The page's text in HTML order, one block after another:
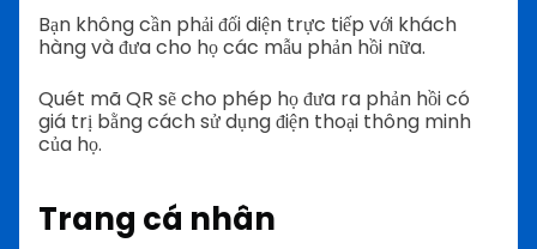
Bạn không cần phải đối diện trực tiếp với khách
hàng và đưa cho họ các mẫu phản hồi nữa.
Quét mã QR sẽ cho phép họ đưa ra phản hồi có
giá trị bằng cách sử dụng điện thoại thông minh
của họ.
Trang cá nhân